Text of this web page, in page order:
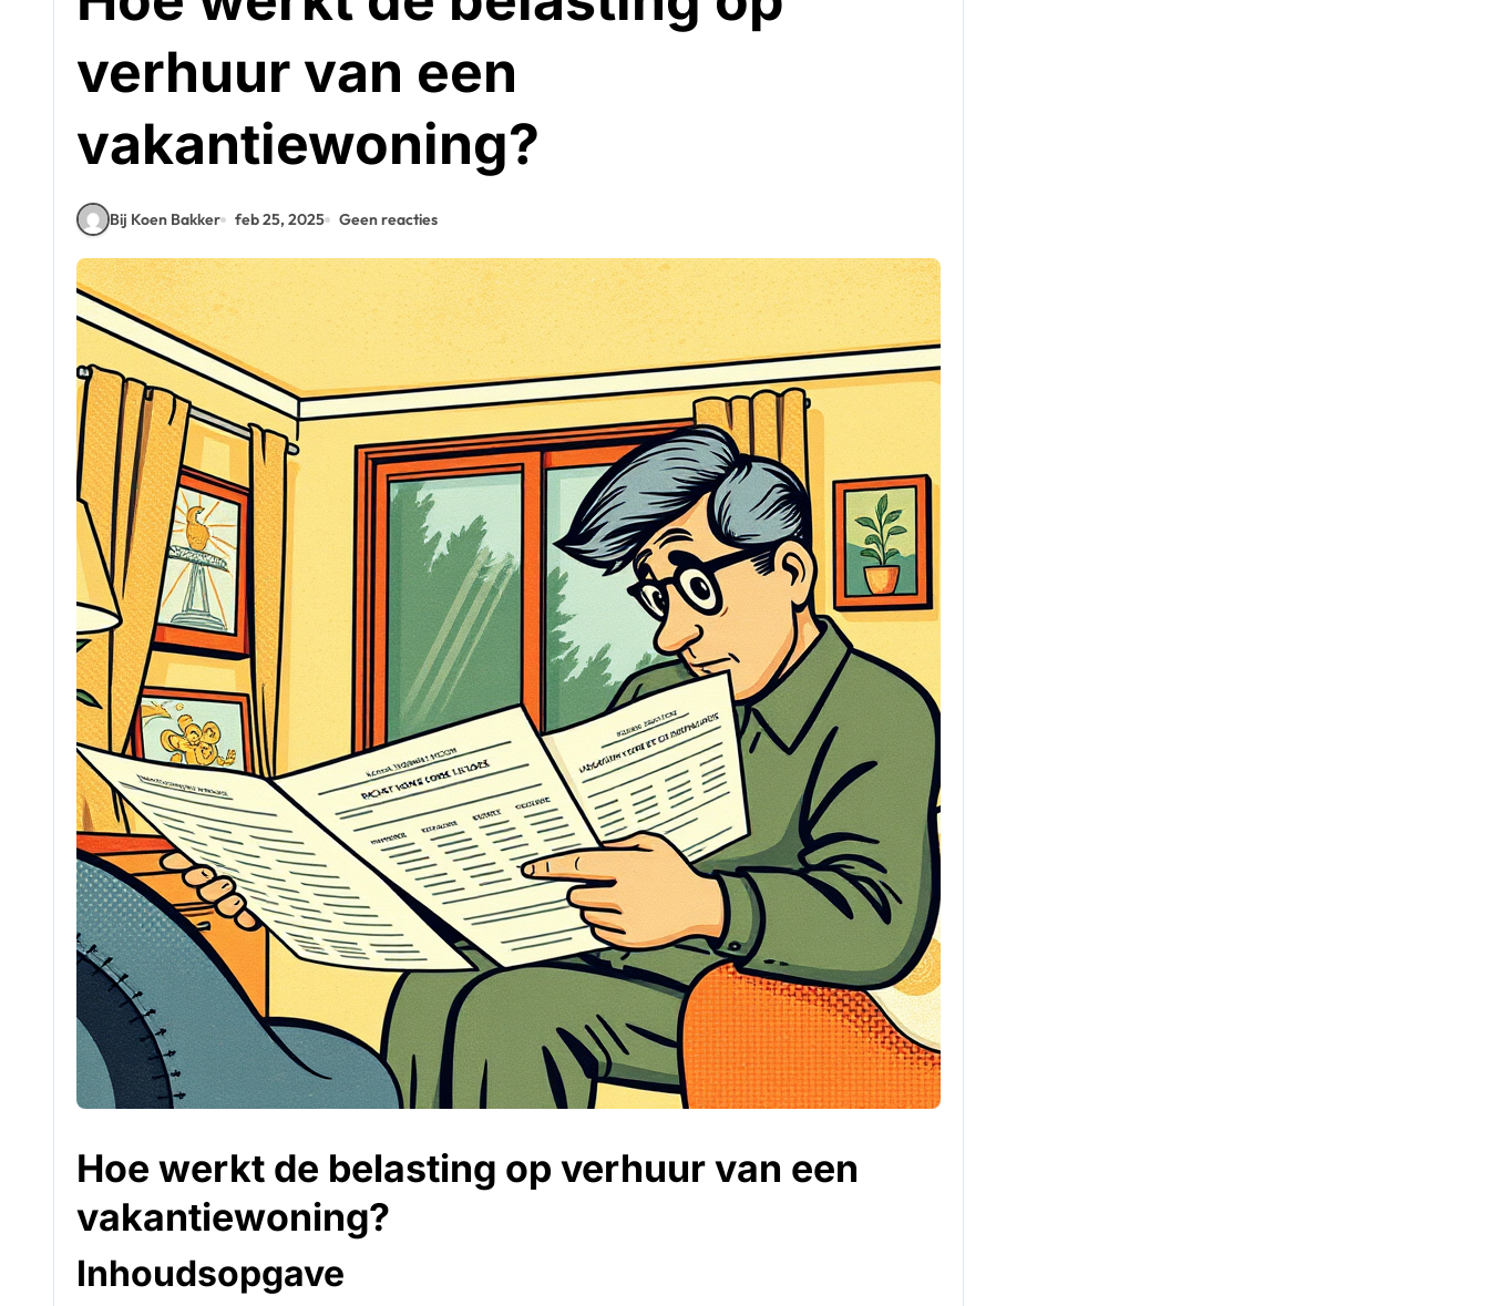
verhuur van een
vakantiewoning?
Bij Koen Bakker feb 25, 2025 Geen reacties
Hoe werkt de belasting op verhuur van een
vakantiewoning?
Inhoudsopgave